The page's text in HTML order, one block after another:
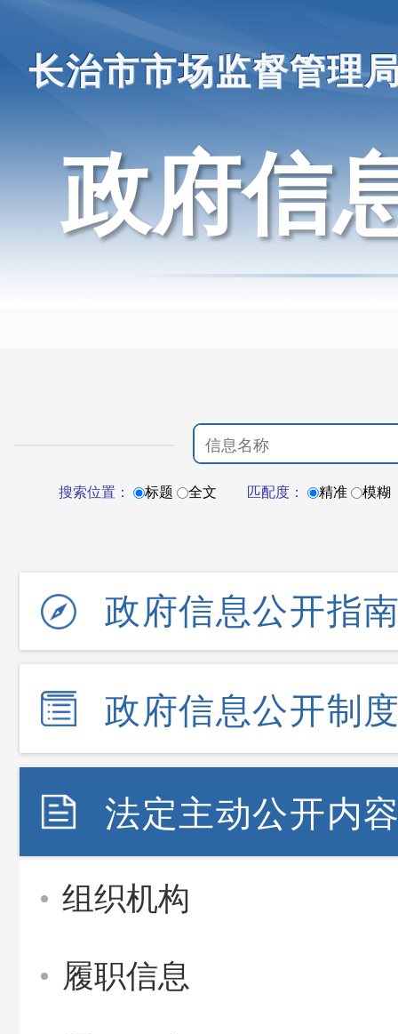
长治市市场监督管理
政府信
搜索位置： 标题 全文 匹配度： 精准 模糊
政府信息公开指
政府信息公开制
法定主动公开内
组织机构
履职信息